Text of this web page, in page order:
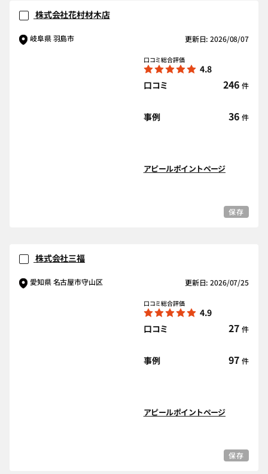
株式会社花村材木店
岐阜県 羽島市 更新日: 2026/08/07
口コミ総合評価
4.8
口コミ
246 件
事例 36 件
アピールポイントページ
保存
株式会社三福
愛知県 名古屋市守山区 更新日: 2026/07/25
口コミ総合評価
4.9
口コミ
27 件
事例 97 件
アピールポイントページ
保存